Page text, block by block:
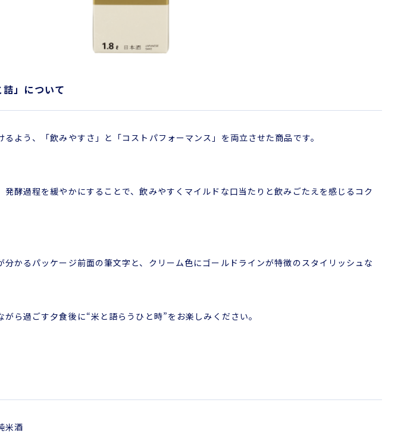
」について
よう、「飲みやすさ」と「コストパフォーマンス」を両立させた商品です。
酵過程を緩やかにすることで、飲みやすくマイルドな口当たりと飲みごたえを感じるコク
分かるパッケージ前面の筆文字と、クリーム色にゴールドラインが特徴のスタイリッシュな
ら過ごす夕食後に“米と語らうひと時”をお楽しみください。
酒